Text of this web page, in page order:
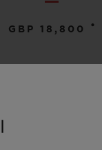
GBP 18,800 •